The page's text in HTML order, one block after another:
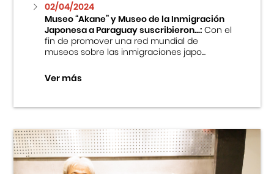
02/04/2024
Museo “Akane” y Museo de la Inmigración
Japonesa a Paraguay suscribieron...:Con el
fin de promover una red mundial de
museos sobre las inmigraciones japo...
Ver más